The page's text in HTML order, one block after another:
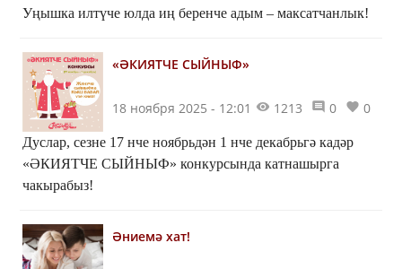
Уңышка илтүче юлда иң беренче адым – максатчанлык!
«ӘКИЯТЧЕ СЫЙНЫФ»
18 ноября 2025 - 12:01 1213 0 0
Дуслар, сезне 17 нче ноябрьдән 1 нче декабрьгә кадәр
«ӘКИЯТЧЕ СЫЙНЫФ» конкурсында катнашырга
чакырабыз!
Әниемә хат!